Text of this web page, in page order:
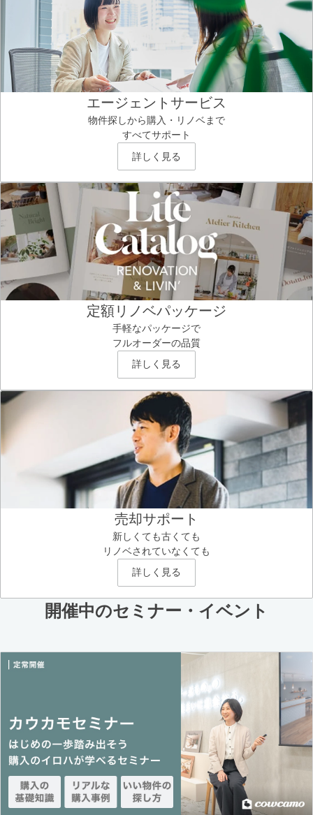
エージェントサービス
物件探しから購入・リノベまで
すべてサポート
詳しく見る
定額リノベパッケージ
手軽なパッケージで
フルオーダーの品質
詳しく見る
売却サポート
新しくても古くても
リノベされていなくても
詳しく見る
開催中のセミナー・イベント